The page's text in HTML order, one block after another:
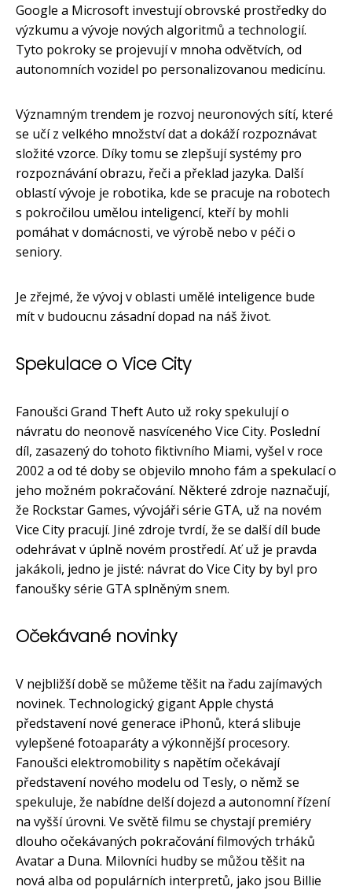
Google a Microsoft investují obrovské prostředky do
výzkumu a vývoje nových algoritmů a technologií.
Tyto pokroky se projevují v mnoha odvětvích, od
autonomních vozidel po personalizovanou medicínu.
Významným trendem je rozvoj neuronových sítí, které
se učí z velkého množství dat a dokáží rozpoznávat
složité vzorce. Díky tomu se zlepšují systémy pro
rozpoznávání obrazu, řeči a překlad jazyka. Další
oblastí vývoje je robotika, kde se pracuje na robotech
s pokročilou umělou inteligencí, kteří by mohli
pomáhat v domácnosti, ve výrobě nebo v péči o
seniory.
Je zřejmé, že vývoj v oblasti umělé inteligence bude
mít v budoucnu zásadní dopad na náš život.
Spekulace o Vice City
Fanoušci Grand Theft Auto už roky spekulují o
návratu do neonově nasvíceného Vice City. Poslední
díl, zasazený do tohoto fiktivního Miami, vyšel v roce
2002 a od té doby se objevilo mnoho fám a spekulací o
jeho možném pokračování. Některé zdroje naznačují,
že Rockstar Games, vývojáři série GTA, už na novém
Vice City pracují. Jiné zdroje tvrdí, že se další díl bude
odehrávat v úplně novém prostředí. Ať už je pravda
jakákoli, jedno je jisté: návrat do Vice City by byl pro
fanoušky série GTA splněným snem.
Očekávané novinky
V nejbližší době se můžeme těšit na řadu zajímavých
novinek. Technologický gigant Apple chystá
představení nové generace iPhonů, která slibuje
vylepšené fotoaparáty a výkonnější procesory.
Fanoušci elektromobility s napětím očekávají
představení nového modelu od Tesly, o němž se
spekuluje, že nabídne delší dojezd a autonomní řízení
na vyšší úrovni. Ve světě filmu se chystají premiéry
dlouho očekávaných pokračování filmových trháků
Avatar a Duna. Milovníci hudby se můžou těšit na
nová alba od populárních interpretů, jako jsou Billie